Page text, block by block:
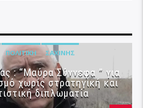
ΠΟΛΙΤΙΚΉ ΣΑΧΊΝΗΣ
: “Μαύρα Σύννεφα ” για
χωρίς στρατηγική και
διπλωματία